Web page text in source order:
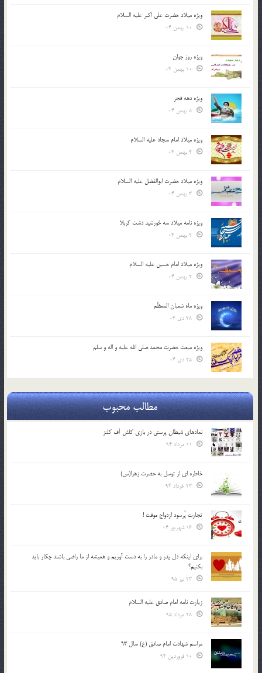
ویژه میلاد حضرت علی اکبر علیه السلام
ویژه روز جوان
ویژه دهه فجر
ویژه میلاد امام سجاد علیه السلام
ویژه میلاد حضرت ابوالفضل علیه السلام
ویژه نامه میلاد سه خورشید دشت کربلا
ویژه میلاد امام حسین علیه السلام
ویژه ماه شعبان المعظّم
ویژه مبعث حضرت محمد صلی الله علیه و اله و سلم
مطالب محبوب
نمادهای شیطان پرستی در بازی کلش آف کلنز
خاطره ای از توسل به حضرت زهرا(س)
تجارت پُرسود ازدواج موقت !
براي اينكه دل پدر و مادر را به دست آوريم و هميشه از ما راضي باشند چكار بايد
بكنيم؟
زیارت نامه امام صادق علیه السلام
مراسم شهادت امام صادق (ع) سال 93